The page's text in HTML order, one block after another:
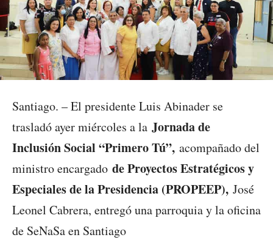
Santiago. – El presidente Luis Abinader se
trasladó ayer miércoles a la Jornada de
Inclusión Social “Primero Tú”, acompañado del
ministro encargado de Proyectos Estratégicos y
Especiales de la Presidencia (PROPEEP), José
Leonel Cabrera, entregó una parroquia y la oficina
de SeNaSa en Santiago